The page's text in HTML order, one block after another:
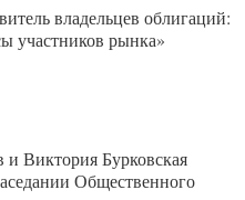
владельцев облигаций:
участников рынка»
Виктория Бурковская
Общественного